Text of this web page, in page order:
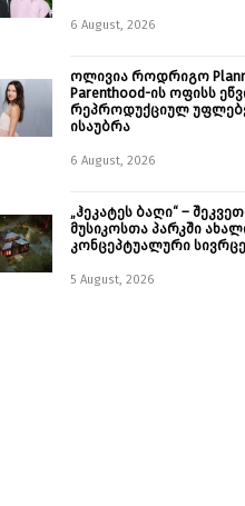
6 August, 2026
ოლივია როდრიგო
Parenthood-ის ოფისს
რეპროდუქციულ
ისაუბრა
6 August, 2026
„ჰეკატეს ბაღი“ –
მუსიკოსთა პარკში
კონცეპტუალური სივრცე
5 August, 2026